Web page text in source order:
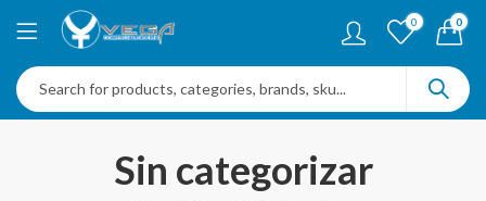
0 0
Sin categorizar